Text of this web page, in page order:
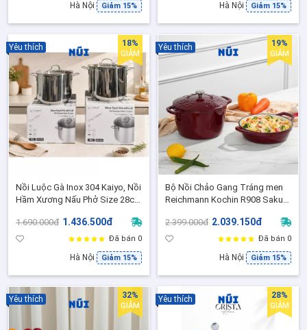
Hà Nội Giảm 15% Hà Nội Giảm 15%
Nồi Luộc Gà Inox 304 Kaiyo, Nồi
Hầm Xương Nấu Phở Size 28cm
1.690.000đ 1.436.500đ
Đã bán 0
Hà Nội Giảm 15%
Yêu thích 18%
GIẢM
Bộ Nồi Chảo Gang Tráng men
Reichmann Kochin R908 Sakura
Nồi Hầm Ninh Giữ Nhiệt Tốt
2.399.000đ 2.039.150đ
Đã bán 0
Hà Nội Giảm 15%
Yêu thích 19%
GIẢM
Yêu thích 32%
GIẢM
Yêu thích 28%
GIẢM